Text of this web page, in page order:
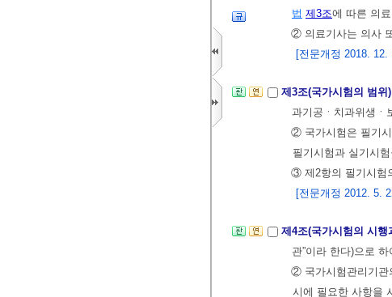
법 제3조에 따른 의
② 의료기사는 의사
[전문개정 2018. 12.
제3조(국가시험의 범위)
과기공ㆍ치과위생ㆍ
② 국가시험은 필기시
필기시험과 실기시
③ 제2항의 필기시험
[전문개정 2012. 5.
제4조(국가시험의 시행
관”이라 한다)으로
② 국가시험관리기관
시에 필요한 사항을